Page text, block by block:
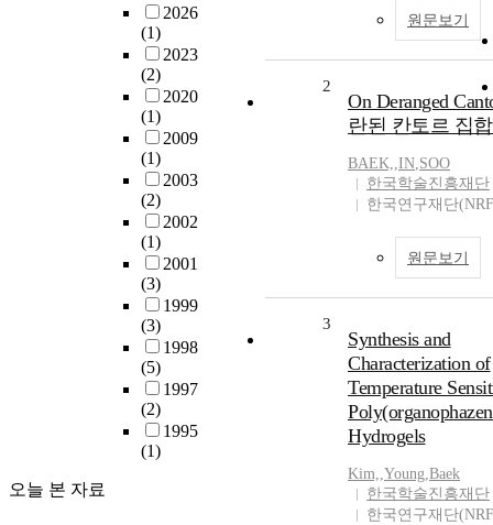
2026
(1)
2023
(2)
2020
(1)
2009
(1)
2003
(2)
2002
(1)
2001
(3)
1999
(3)
1998
(5)
1997
(2)
1995
(1)
오늘 본 자료
원문보기
2
On Deranged
란된 칸토르 집
BAEK,,IN,SOO
한국학술진흥재단
한국연구재단
원문보기
3
Synthesis and
Characterization of
Temperature
Hydrogels
Kim,,Young,Baek
한국학술진흥재단
한국연구재단